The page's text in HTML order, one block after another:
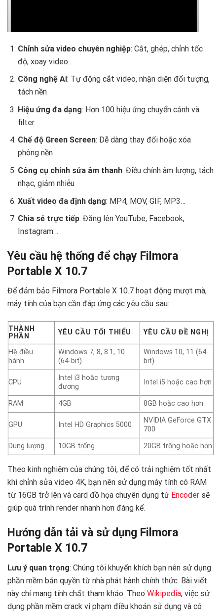
Chỉnh sửa video chuyên nghiệp: Cắt, ghép, chỉnh tốc
độ, xoay video…
Công nghệ AI : Tự động cắt video, nhận diện đối tượng,
tách nền
Hiệu ứng đa dạng: Hơn 100 hiệu ứng chuyển cảnh và
filter
Chế độ Green Screen: Dễ dàng thay đổi hoặc xóa
phông nền
Công cụ chỉnh sửa âm thanh: Điều chỉnh âm lượng, tách
nhạc, giảm nhiễu
Xuất video đa định dạng: MP4, MOV, GIF, MP3…
Chia sẻ trực tiếp: Đăng lên YouTube, Facebook,
Instagram…
Yêu cầu hệ thống để chạy Filmora
Portable X 10.7
Để đảm bảo Filmora Portable X 10.7 hoạt động mượt mà,
máy tính của bạn cần đáp ứng các yêu cầu sau:
THÀNH
PHẦN
YÊU CẦU TỐI THIỂU YÊU CẦU ĐỀ NGHỊ
Hệ điều
hành
Windows 7, 8, 8.1, 10
(64-bit)
Windows 10, 11 (64-
bit)
CPU
Intel i3 hoặc tương
đương
Intel i5 hoặc cao hơn
RAM 4GB 8GB hoặc cao hơn
GPU Intel HD Graphics 5000
NVIDIA GeForce GTX
700
Dung lượng
10GB trống 20GB trống hoặc hơn
Theo kinh nghiệm của chúng tôi, để có trải nghiệm tốt nhất
khi chỉnh sửa video 4K, bạn nên sử dụng máy tính có RAM
từ 16GB trở lên và card đồ họa chuyên dụng từ Encoder sẽ
giúp quá trình render nhanh hơn đáng kể.
Hướng dẫn tải và sử dụng Filmora
Portable X 10.7
Lưu ý quan trọng: Chúng tôi khuyến khích bạn nên sử dụng
phần mềm bản quyền từ nhà phát hành chính thức. Bài viết
này chỉ mang tính chất tham khảo. Theo Wikipedia, việc sử
dụng phần mềm crack vi phạm điều khoản sử dụng và có